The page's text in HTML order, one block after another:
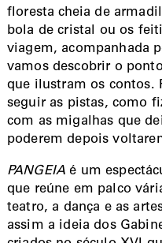
floresta cheia de
bola de cristal ou os
viagem, acompanhada
vamos descobrir o
que ilustram os contos.
seguir as pistas, como
com as migalhas que
poderem depois
PANGEIA é um
que reúne em palco
teatro, a dança e as
assim a ideia dos